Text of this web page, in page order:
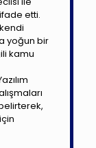
etti.
yoğun bir
kamu